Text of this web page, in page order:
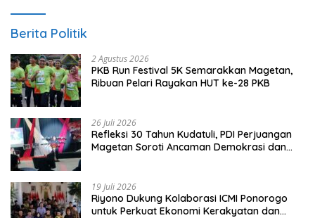
Berita Politik
2 Agustus 2026
PKB Run Festival 5K Semarakkan Magetan,
Ribuan Pelari Rayakan HUT ke-28 PKB
26 Juli 2026
Refleksi 30 Tahun Kudatuli, PDI Perjuangan
Magetan Soroti Ancaman Demokrasi dan
19 Juli 2026
Riyono Dukung Kolaborasi ICMI Ponorogo
untuk Perkuat Ekonomi Kerakyatan dan